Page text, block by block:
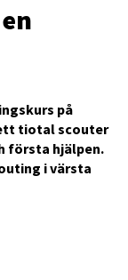
på
tiotal scouter
första hjälpen.
i värsta